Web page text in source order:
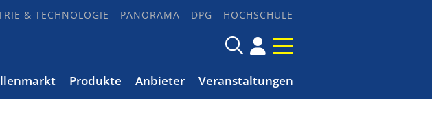
& TECHNOLOGIE PANORAMA DPG HOCHSCHULE
Produkte Anbieter Veranstaltungen